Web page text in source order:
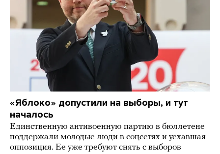
«Яблоко» допустили на выборы, и тут
началось
Единственную антивоенную партию в бюллетене
поддержали молодые люди в соцсетях и уехавшая
оппозиция. Ее уже требуют снять с выборов